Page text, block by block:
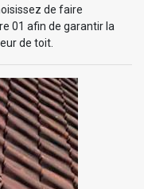
de faire
01 afin de garantir la
de toit.